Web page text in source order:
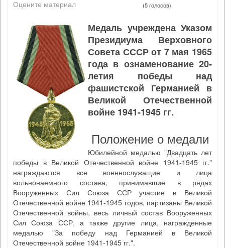
Оцените материал (5 голосов)
Медаль учреждена Указом
Президиума Верховного
Совета СССР от 7 мая 1965
года в ознаменование 20-
летия победы над
фашистской Германией в
Великой Отечественной
войне 1941-1945 гг.
Положение о медали
Юбилейной медалью "Двадцать лет
победы в Великой Отечественной войне 1941-1945 гг."
награждаются все военнослужащие и лица
вольнонаемного состава, принимавшие в рядах
Вооруженных Сил Союза ССР участие в Великой
Отечественной войне 1941-1945 годов, партизаны Великой
Отечественной войны, весь личный состав Вооруженных
Сил Союза ССР, а также другие лица, награжденные
медалью "За победу над Германией в Великой
Отечественной войне 1941-1945 гг.".